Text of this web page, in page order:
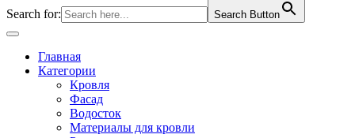
Search for: Search Button
Open
ButtonГлавная
Категории
Кровля
Фасад
Водосток
Материалы для кровли